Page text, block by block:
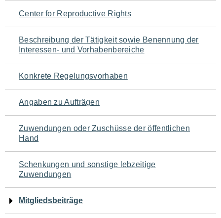
Navigation
für
den
Seiteninhalt
Center for Reproductive Rights
Beschreibung der Tätigkeit sowie Benennung der
Interessen- und Vorhabenbereiche
Konkrete Regelungsvorhaben
Angaben zu Aufträgen
Zuwendungen oder Zuschüsse der öffentlichen
Hand
Schenkungen und sonstige lebzeitige
Zuwendungen
Mitgliedsbeiträge